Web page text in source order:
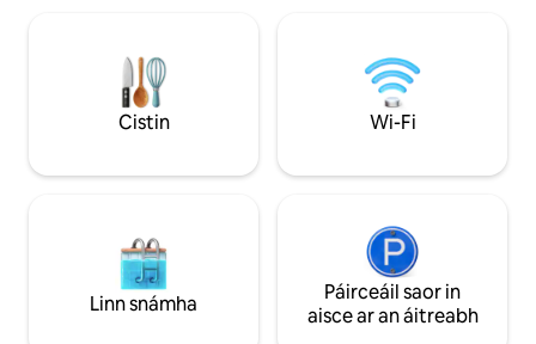
an séasúr ann. Tá an stiúideo seo gar do
chonairí oidhreachta atá lán de stair agus
tá sé foirfe mar bhunáit chun an t-oileán
a iniúchadh. Is féidir carr ar cíos a shocrú.
teachín.
d'fhanacht a óstáil
Táimid cinnte go
an imní faoin bhfíorshaol. Ní
iarraidh imeacht!
Cistin Wi-Fi
Linn snámha
Páirceáil saor in
aisce ar an áitreabh